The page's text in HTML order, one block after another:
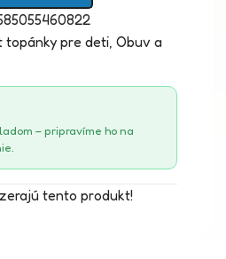
topánky pre deti Obuv a
– pripravíme ho na
tento produkt!